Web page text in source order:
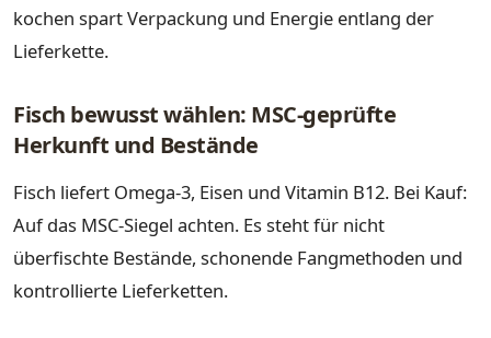
kochen spart Verpackung und Energie entlang der
Lieferkette.
Fisch bewusst wählen: MSC-geprüfte
Herkunft und Bestände
Fisch liefert Omega-3, Eisen und Vitamin B12. Bei Kauf:
Auf das MSC-Siegel achten. Es steht für nicht
überfischte Bestände, schonende Fangmethoden und
kontrollierte Lieferketten.